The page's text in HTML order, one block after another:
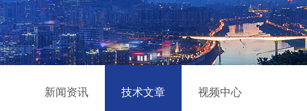
新闻资讯 技术文章 视频中心